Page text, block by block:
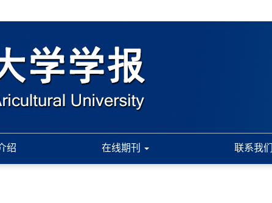
绍 在线期刊 联系我们